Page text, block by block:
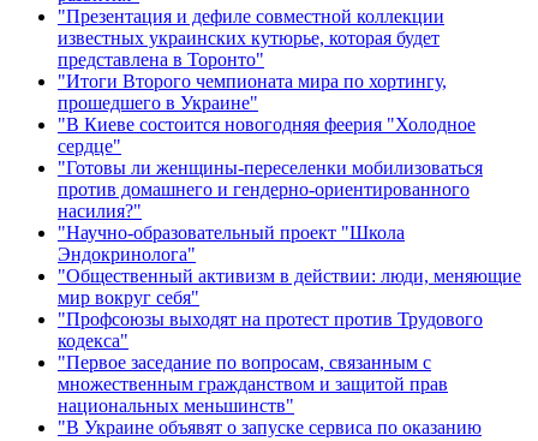
"Презентация и дефиле совместной коллекции
известных украинских кутюрье, которая будет
представлена в Торонто"
"Итоги Второго чемпионата мира по хортингу,
прошедшего в Украине"
"В Киеве состоится новогодняя феерия "Холодное
сердце"
"Готовы ли женщины-переселенки мобилизоваться
против домашнего и гендерно-ориентированного
насилия?"
"Научно-образовательный проект "Школа
Эндокринолога"
"Общественный активизм в действии: люди, меняющие
мир вокруг себя"
"Профсоюзы выходят на протест против Трудового
кодекса"
"Первое заседание по вопросам, связанным с
множественным гражданством и защитой прав
национальных меньшинств"
"В Украине объявят о запуске сервиса по оказанию